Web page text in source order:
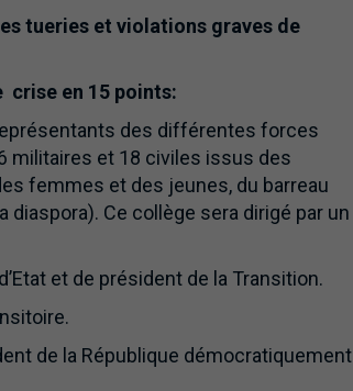
tueries et violations graves de
en 15 points:
des différentes forces
militaires et 18 civiles issus des
femmes et des jeunes, du barreau
Ce collège sera dirigé par un
et de président de la Transition.
de la République démocratiquement